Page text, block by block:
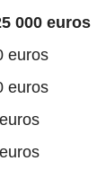
000 euros
euros
euros